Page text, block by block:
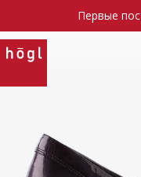
Первые